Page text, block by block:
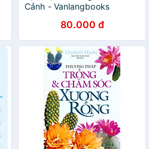
Cảnh - Vanlangbooks
80.000 đ